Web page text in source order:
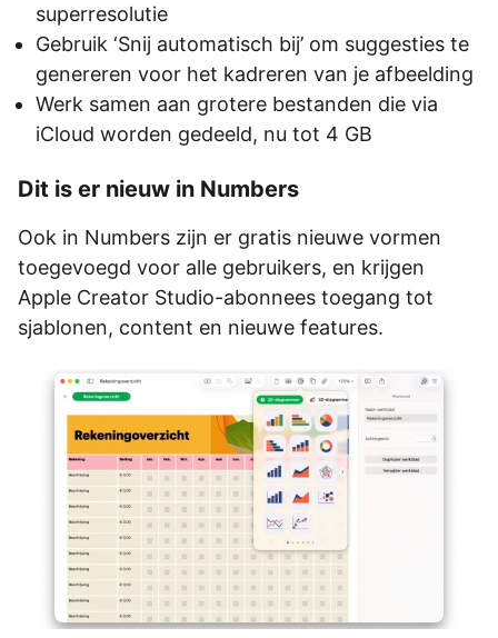
superresolutie
Gebruik ‘Snij automatisch bij’ om suggesties te
genereren voor het kadreren van je afbeelding
Werk samen aan grotere bestanden die via
iCloud worden gedeeld, nu tot 4 GB
Dit is er nieuw in Numbers
Ook in Numbers zijn er gratis nieuwe vormen
toegevoegd voor alle gebruikers, en krijgen
Apple Creator Studio-abonnees toegang tot
sjablonen, content en nieuwe features.